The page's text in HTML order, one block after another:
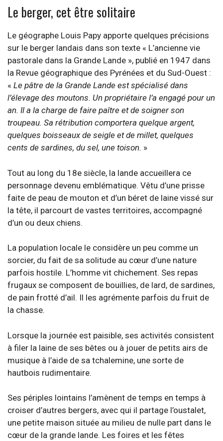
Le berger, cet être solitaire
Le géographe Louis Papy apporte quelques précisions
sur le berger landais dans son texte « L’ancienne vie
pastorale dans la Grande Lande », publié en 1947 dans
la Revue géographique des Pyrénées et du Sud-Ouest :
« Le pâtre de la Grande Lande est spécialisé dans
l’élevage des moutons. Un propriétaire l’a engagé pour un
an. Il a la charge de faire paître et de soigner son
troupeau. Sa rétribution comportera quelque argent,
quelques boisseaux de seigle et de millet, quelques
cents de sardines, du sel, une toison. »
Tout au long du 18e siècle, la lande accueillera ce
personnage devenu emblématique. Vêtu d’une prisse
faite de peau de mouton et d’un béret de laine vissé sur
la tête, il parcourt de vastes territoires, accompagné
d’un ou deux chiens.
La population locale le considère un peu comme un
sorcier, du fait de sa solitude au cœur d’une nature
parfois hostile. L’homme vit chichement. Ses repas
frugaux se composent de bouillies, de lard, de sardines,
de pain frotté d’ail. Il les agrémente parfois du fruit de
la chasse.
Lorsque la journée est paisible, ses activités consistent
à filer la laine de ses bêtes ou à jouer de petits airs de
musique à l’aide de sa tchalemine, une sorte de
hautbois rudimentaire.
Ses périples lointains l’amènent de temps en temps à
croiser d’autres bergers, avec qui il partage l’oustalet,
une petite maison située au milieu de nulle part dans le
cœur de la grande lande. Les foires et les fêtes